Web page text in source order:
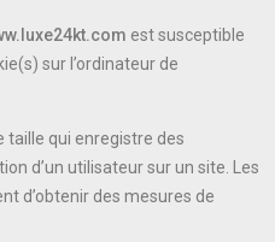
est susceptible
sur l’ordinateur de
taille qui enregistre des
d’un utilisateur sur un site. Les
d’obtenir des mesures de